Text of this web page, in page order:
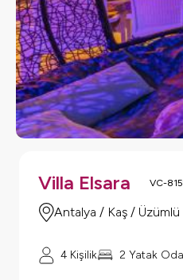
Villa Elsara VC-
Antalya / Kaş / Üzümlü
4 Kişilik 2 Yatak